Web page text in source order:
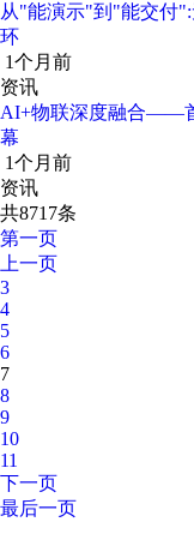
从"能演示"到"能交付
环
1个月前
资讯
AI+物联深度融合——
幕
1个月前
资讯
共8717条
第一页
上一页
3
4
5
6
7
8
9
10
11
下一页
最后一页